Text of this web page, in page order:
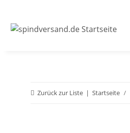
Zurück zur Liste Startseite